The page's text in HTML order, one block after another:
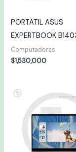
PORTATIL ASUS
EXPERTBOOK
Computadoras
$1,530,000